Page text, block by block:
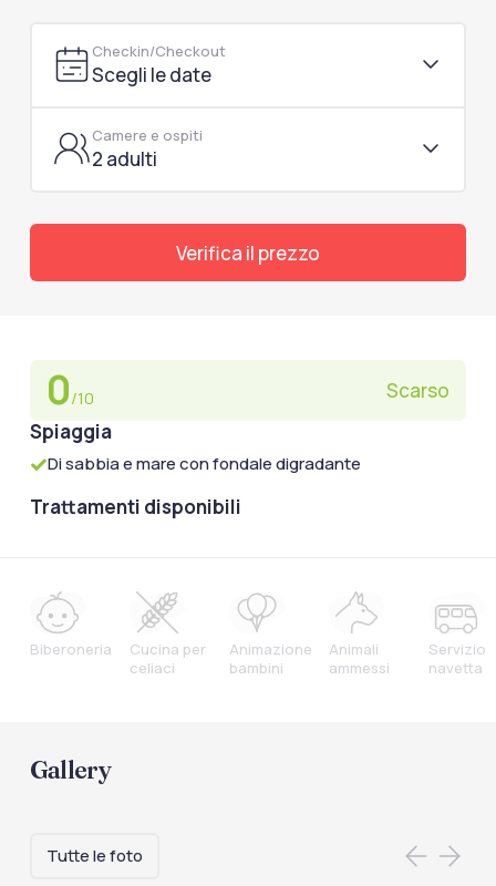
Checkin/Checkout
Scegli le date
Camere e ospiti
2 adulti
Verifica il prezzo
0/10
Scarso
Spiaggia
Di sabbia e mare con fondale digradante
Trattamenti disponibili
Biberoneria
Cucina per
celiaci
Animazione
bambini
Animali
ammessi
Servizio
navetta
Gallery
Tutte le foto